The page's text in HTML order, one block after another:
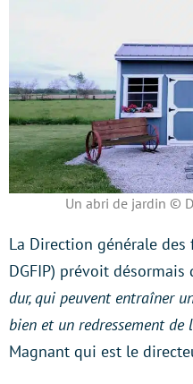
Un abri de jardin ©
La Direction générale
DGFIP) prévoit désormais
dur, qui peuvent entraîner
bien et un redressement de
Magnant qui est le